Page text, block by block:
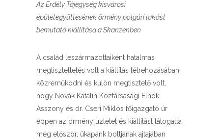
Az Erdély Tájegység kisvárosi
épületegyüttesének örmény polgári lakást
bemutató kiállítása a Skanzenben
A család leszármazottaiként hatalmas
megtiszteltetés volt a kiállítás létrehozásában
közreműködni és külön megtisztelő volt,
hogy Novák Katalin Köztársasági Elnök
Asszony és dr. Cseri Miklós főigazgató úr
éppen az örmény üzletet és kiállítást látogatta
meg először, ükapánk boltjának ajtajában